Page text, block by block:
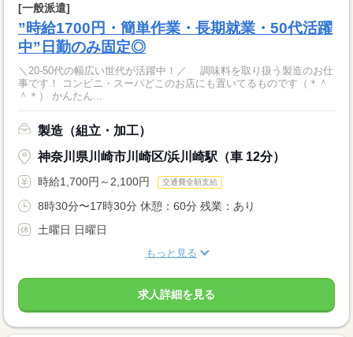
[一般派遣]
”時給1700円・簡単作業・長期就業・50代活躍
中”日勤のみ固定◎
＼20‐50代の幅広い世代が活躍中！／ 調味料を取り扱う製造のお仕
事です！ コンビニ・スーパどこのお店にも置いてるものです（＊＾
＾＊） かんたん...
製造（組立・加工）
神奈川県川崎市川崎区/浜川崎駅（車 12分）
時給1,700円～2,100円 交通費全額支給
8時30分〜17時30分 休憩：60分 残業：あり
土曜日 日曜日
もっと見る
求人詳細を見る